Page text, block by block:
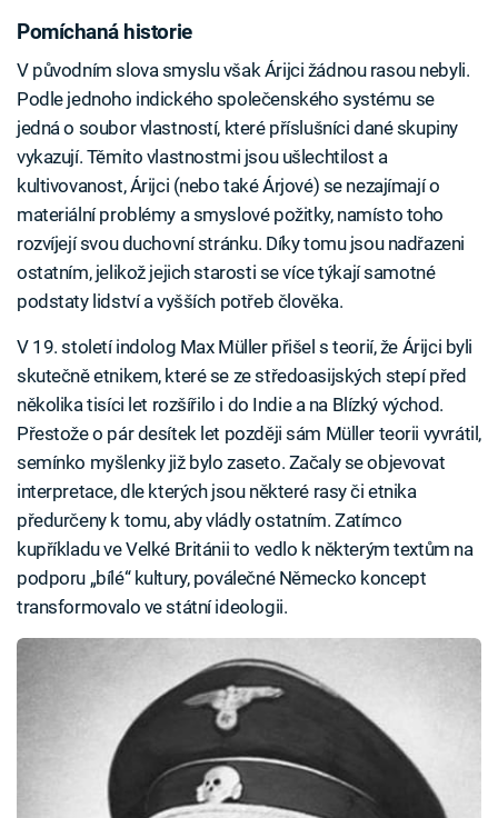
Pomíchaná historie
V původním slova smyslu však Árijci žádnou rasou nebyli.
Podle jednoho indického společenského systému se
jedná o soubor vlastností, které příslušníci dané skupiny
vykazují. Těmito vlastnostmi jsou ušlechtilost a
kultivovanost, Árijci (nebo také Árjové) se nezajímají o
materiální problémy a smyslové požitky, namísto toho
rozvíjejí svou duchovní stránku. Díky tomu jsou nadřazeni
ostatním, jelikož jejich starosti se více týkají samotné
podstaty lidství a vyšších potřeb člověka.
V 19. století indolog Max Müller přišel s teorií, že Árijci byli
skutečně etnikem, které se ze středoasijských stepí před
několika tisíci let rozšířilo i do Indie a na Blízký východ.
Přestože o pár desítek let později sám Müller teorii vyvrátil,
semínko myšlenky již bylo zaseto. Začaly se objevovat
interpretace, dle kterých jsou některé rasy či etnika
předurčeny k tomu, aby vládly ostatním. Zatímco
kupříkladu ve Velké Británii to vedlo k některým textům na
podporu „bílé“ kultury, poválečné Německo koncept
transformovalo ve státní ideologii.